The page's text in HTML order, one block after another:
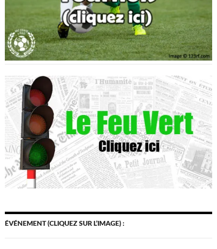
ÉVÉNEMENT (CLIQUEZ SUR L’IMAGE) :